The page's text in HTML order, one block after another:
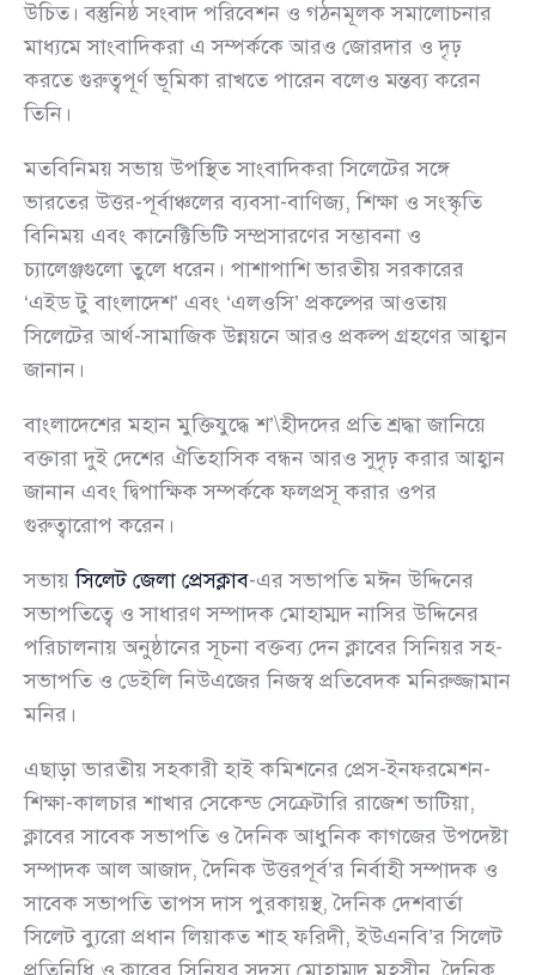
উচিত। বস্তুনিষ্ঠ সংবাদ পরিবেশন ও গঠনমূলক সমালোচনার
মাধ্যমে সাংবাদিকরা এ সম্পর্ককে আরও জোরদার ও দৃঢ়
করতে গুরুত্বপূর্ণ ভূমিকা রাখতে পারেন বলেও মন্তব্য করেন
তিনি।
মতবিনিময় সভায় উপস্থিত সাংবাদিকরা সিলেটের সঙ্গে
ভারতের উত্তর-পূর্বাঞ্চলের ব্যবসা-বাণিজ্য, শিক্ষা ও সংস্কৃতি
বিনিময় এবং কানেক্টিভিটি সম্প্রসারণের সম্ভাবনা ও
চ্যালেঞ্জগুলো তুলে ধরেন। পাশাপাশি ভারতীয় সরকারের
‘এইড টু বাংলাদেশ’ এবং ‘এলওসি’ প্রকল্পের আওতায়
সিলেটের আর্থ-সামাজিক উন্নয়নে আরও প্রকল্প গ্রহণের আহ্বান
জানান।
বাংলাদেশের মহান মুক্তিযুদ্ধে শ’\হীদদের প্রতি শ্রদ্ধা জানিয়ে
বক্তারা দুই দেশের ঐতিহাসিক বন্ধন আরও সুদৃঢ় করার আহ্বান
জানান এবং দ্বিপাক্ষিক সম্পর্ককে ফলপ্রসূ করার ওপর
গুরুত্বারোপ করেন।
সভায়সিলেট জেলা প্রেসক্লাব-এর সভাপতি মঈন উদ্দিনের
সভাপতিত্বে ও সাধারণ সম্পাদক মোহাম্মদ নাসির উদ্দিনের
পরিচালনায় অনুষ্ঠানের সূচনা বক্তব্য দেন ক্লাবের সিনিয়র সহ-
সভাপতি ও ডেইলি নিউএজের নিজস্ব প্রতিবেদক মনিরুজ্জামান
মনির।
এছাড়া ভারতীয় সহকারী হাই কমিশনের প্রেস-ইনফরমেশন-
শিক্ষা-কালচার শাখার সেকেন্ড সেক্রেটারি রাজেশ ভাটিয়া,
ক্লাবের সাবেক সভাপতি ও দৈনিক আধুনিক কাগজের উপদেষ্টা
সম্পাদক আল আজাদ, দৈনিক উত্তরপূর্ব’র নির্বাহী সম্পাদক ও
সাবেক সভাপতি তাপস দাস পুরকায়স্থ, দৈনিক দেশবার্তা
সিলেট ব্যুরো প্রধান লিয়াকত শাহ ফরিদী, ইউএনবি’র সিলেট